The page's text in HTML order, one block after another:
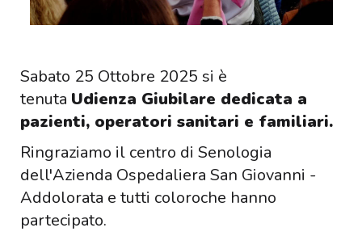
Sabato 25 Ottobre 2025 si è
tenuta Udienza Giubilare dedicata a
pazienti, operatori sanitari e familiari.
Ringraziamo il centro di Senologia
dell'Azienda Ospedaliera San Giovanni -
Addolorata e tutti coloroche hanno
partecipato.